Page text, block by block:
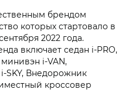
брендом
которых стартовало в
2022 года.
включает седан i‑PRO,
i‑VAN,
Внедорожник
кроссовер